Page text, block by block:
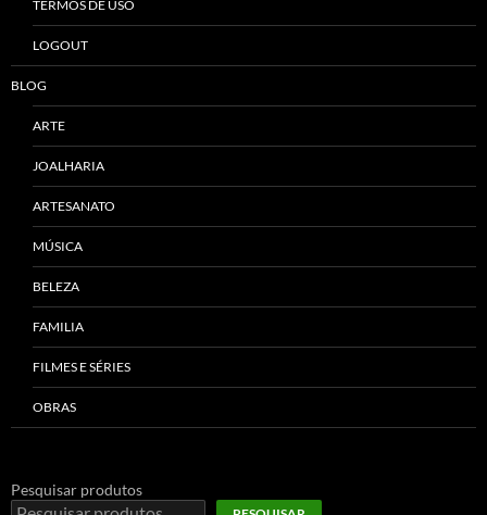
TERMOS DE USO
LOGOUT
BLOG
ARTE
JOALHARIA
ARTESANATO
MÚSICA
BELEZA
FAMILIA
FILMES E SÉRIES
OBRAS
Pesquisar produtos